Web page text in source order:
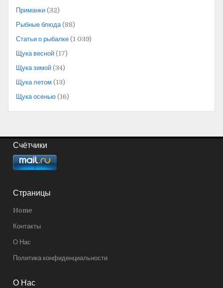
Приманки (32)
Рыбные блюда (88)
Статьи о рыбалке (1 039)
Щука весной (17)
Щука зимой (34)
Щука летом (13)
Щука осенью (16)
Счётчики
Страницы
Home
Контакты
О Нас
Политика конфиденциальности
О Нас